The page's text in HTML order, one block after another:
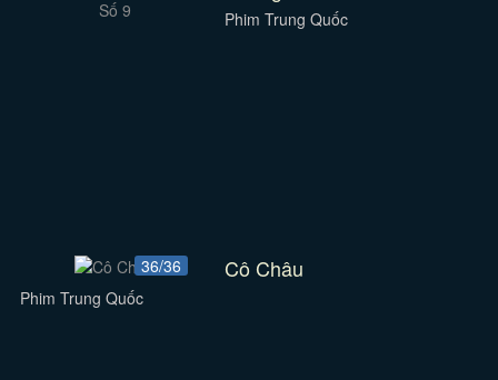
Phim Trung Quốc
36/36 Cô Châu
Phim Trung Quốc